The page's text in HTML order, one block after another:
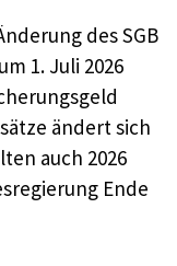
des SGB
1. Juli 2026
ändert sich
auch 2026
Ende